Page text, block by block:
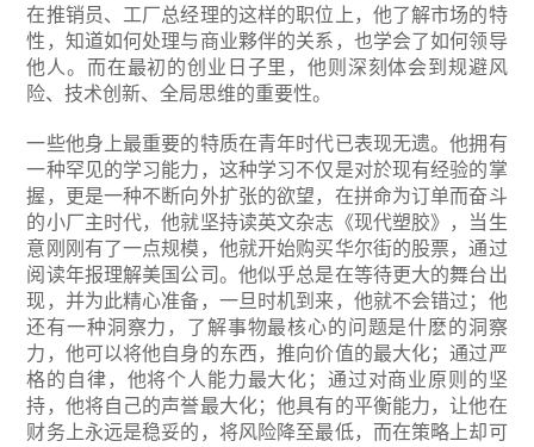
在推销员、工厂总经理的这样的职位上，他了解市场的特
性，知道如何处理与商业夥伴的关系，也学会了如何领导
他人。而在最初的创业日子里，他则深刻体会到规避风
险、技术创新、全局思维的重要性。
一些他身上最重要的特质在青年时代已表现无遗。他拥有
一种罕见的学习能力，这种学习不仅是对於现有经验的掌
握，更是一种不断向外扩张的欲望，在拼命为订单而奋斗
的小厂主时代，他就坚持读英文杂志《现代塑胶》，当生
意刚刚有了一点规模，他就开始购买华尔街的股票，通过
阅读年报理解美国公司。他似乎总是在等待更大的舞台出
现，并为此精心准备，一旦时机到来，他就不会错过；他
还有一种洞察力，了解事物最核心的问题是什麽的洞察
力，他可以将他自身的东西，推向价值的最大化；通过严
格的自律，他将个人能力最大化；通过对商业原则的坚
持，他将自己的声誉最大化；他具有的平衡能力，让他在
财务上永远是稳妥的，将风险降至最低，而在策略上却可